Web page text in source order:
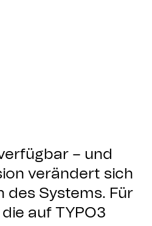
– und
verändert sich
des Systems. Für
auf TYPO3